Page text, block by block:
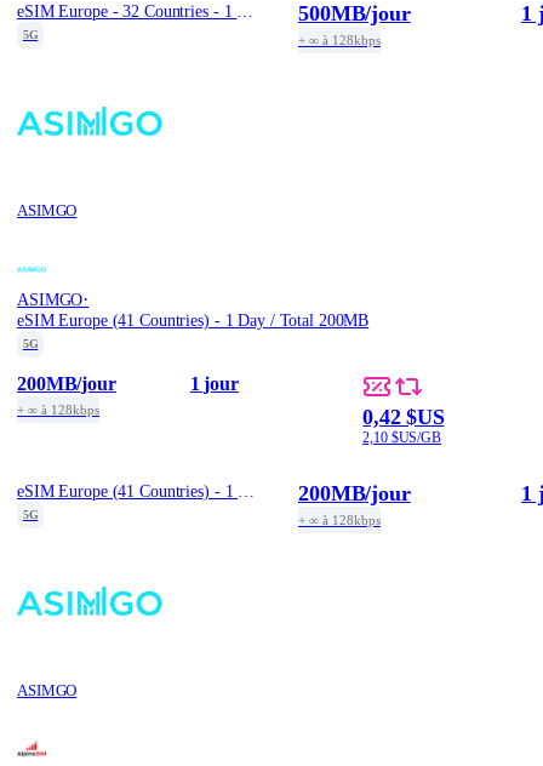
5G
ASIMGO
500MB/jour
+ ∞ à 128kbps
1
ASIMGO·
eSIM Europe (41 Countries) - 1 Day / Total 200MB
5G
200MB/jour
+ ∞ à 128kbps
1 jour
0,42 $US
2,10 $US/GB
5G
ASIMGO
200MB/jour
+ ∞ à 128kbps
1